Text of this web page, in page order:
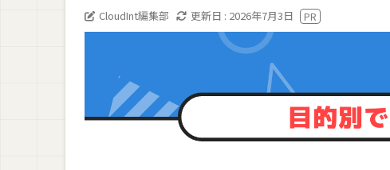
CloudInt編集部 更新日 : 2026年7月3日